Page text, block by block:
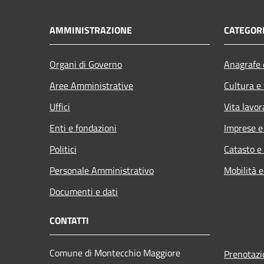
AMMINISTRAZIONE
Organi di Governo
Aree Amministrative
Uffici
Enti e fondazioni
Politici
Personale Amministrativo
Documenti e dati
Cultura
Vita
Imprese
Catasto
Mobilità
CONTATTI
Comune di Montecchio Maggiore